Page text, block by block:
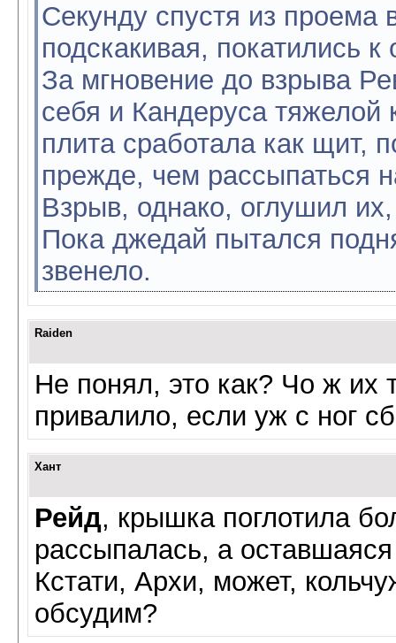
Секунду спустя из проема
подскакивая, покатились
За мгновение до взрыва
себя и Кандеруса тяжелой
плита сработала как щит,
прежде, чем рассыпаться
Взрыв, однако, оглушил
Пока джедай пытался
звенело.
Raiden
Не понял, это как? Чо ж их
привалило, если уж с ног
Хант
Рейд, крышка поглотила
рассыпалась, а
Кстати, Архи, может,
обсудим?